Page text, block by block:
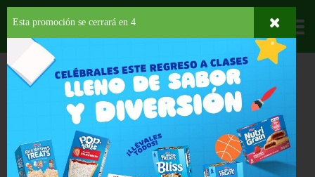
Departamentos
PROVISIONES VEGETALES ENLATADOS SETAS
GOYA SETAS
GOYA SETAS REBANADAS 4.5 OZ
$3.89
Esta promoción se cerrará en 3